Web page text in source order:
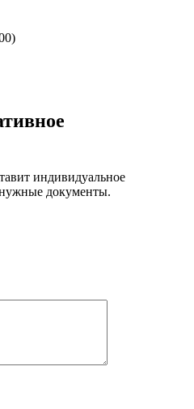
индивидуальное
документы.